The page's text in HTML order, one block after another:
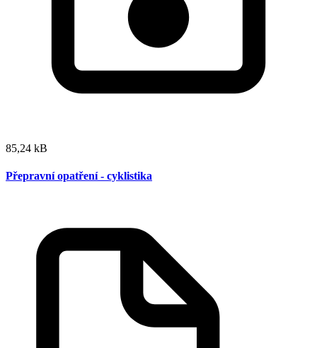
85,24 kB
Přepravní opatření - cyklistika